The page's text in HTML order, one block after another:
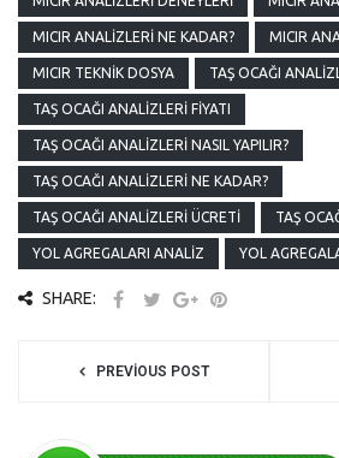
MICIR ANALIZLERI NE KADAR? MICIR
MICIR TEKNIK DOSYA TAŞ OCAĞI
TAŞ OCAĞI ANALIZLERI FIYATI
TAŞ OCAĞI ANALIZLERI NASIL YAPILIR?
TAŞ OCAĞI ANALIZLERI NE KADAR?
TAŞ OCAĞI ANALIZLERI ÜCRETI TAŞ
YOL AGREGALARI ANALIZ YOL
SHARE:
PREVIOUS POST